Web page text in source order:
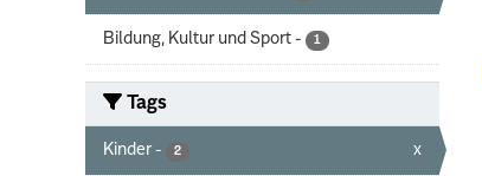
Bildung, Kultur und Sport - 1
Tags
Kinder - 2 x